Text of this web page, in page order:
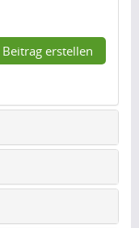
Beitrag erstellen